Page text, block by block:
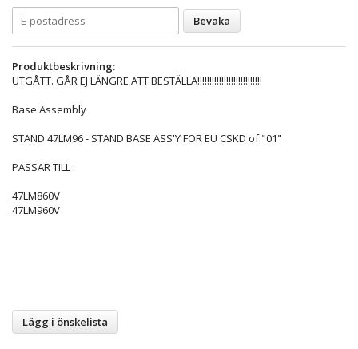
Bevaka
Produktbeskrivning:
UTGÅTT. GÅR EJ LÄNGRE ATT BESTÄLLA!!!!!!!!!!!!!!!!!!!!!!!!!!!
Base Assembly
STAND 47LM96 - STAND BASE ASS'Y FOR EU CSKD of "01"
PASSAR TILL :
47LM860V
47LM960V
Lägg i önskelista